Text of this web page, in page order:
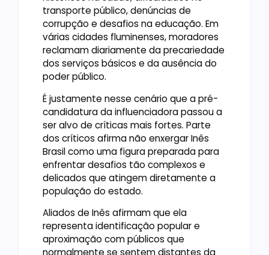
transporte público, denúncias de
corrupção e desafios na educação. Em
várias cidades fluminenses, moradores
reclamam diariamente da precariedade
dos serviços básicos e da ausência do
poder público.
É justamente nesse cenário que a pré-
candidatura da influenciadora passou a
ser alvo de críticas mais fortes. Parte
dos críticos afirma não enxergar Inês
Brasil como uma figura preparada para
enfrentar desafios tão complexos e
delicados que atingem diretamente a
população do estado.
Aliados de Inês afirmam que ela
representa identificação popular e
aproximação com públicos que
normalmente se sentem distantes da